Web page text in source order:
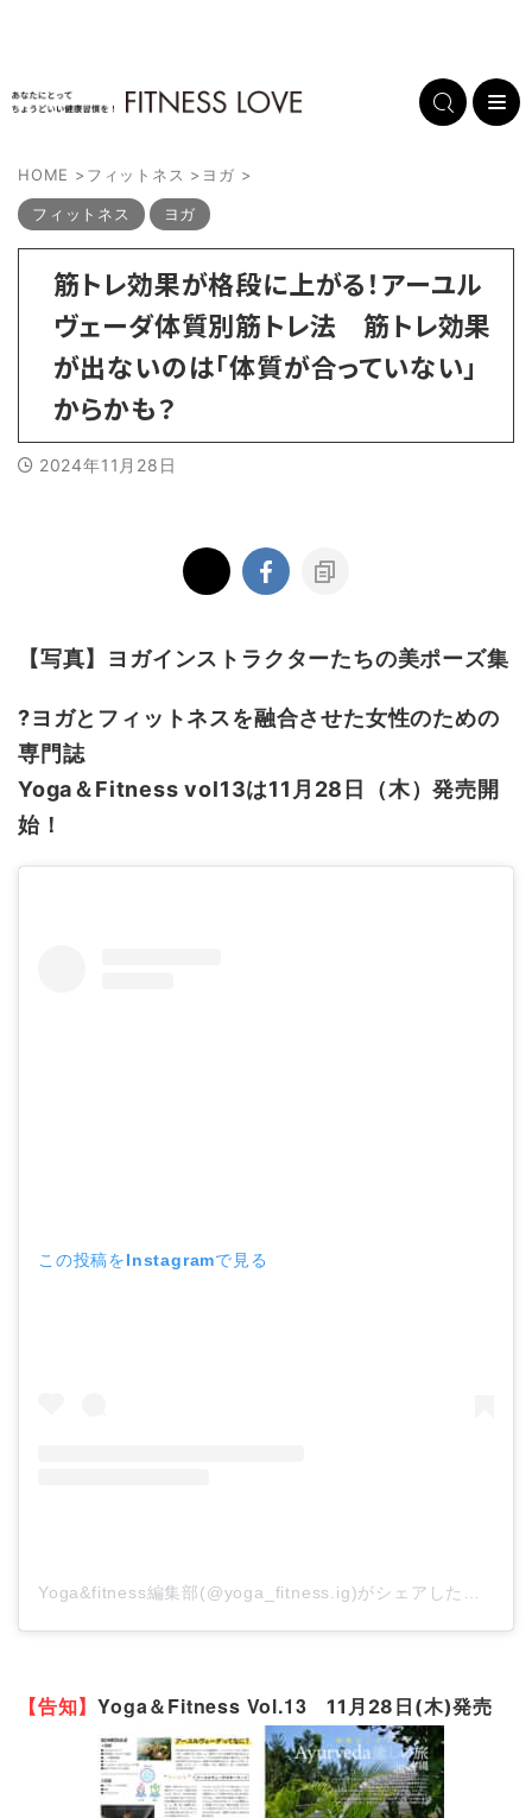
HOME >フィットネス > ヨガ >
フィットネス ヨガ
筋トレ効果が格段に上がる！アーユル
ヴェーダ体質別筋トレ法 筋トレ効果
が出ないのは「体質が合っていない」
からかも？
2024年11月28日
【写真】ヨガインストラクターたちの美ポーズ集
?ヨガとフィットネスを融合させた女性のための
専門誌
Yoga＆Fitness vol13は11月28日（木）発売開
始！
この投稿をInstagramで見る
Yoga&fitness編集部(@yoga_fitness.ig)がシェアした投稿
【告知】Yoga＆Fitness Vol.1311月28日(木)発売